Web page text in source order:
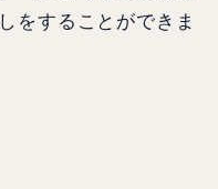
をすることができま